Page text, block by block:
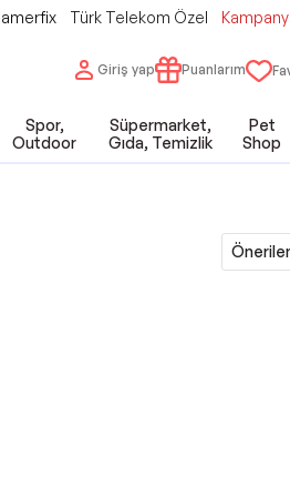
Türk Telekom Özel
Giriş yap Puanlarım
Spor,
Outdoor
Süpermarket,
Gıda, Temizlik
Pet
Shop